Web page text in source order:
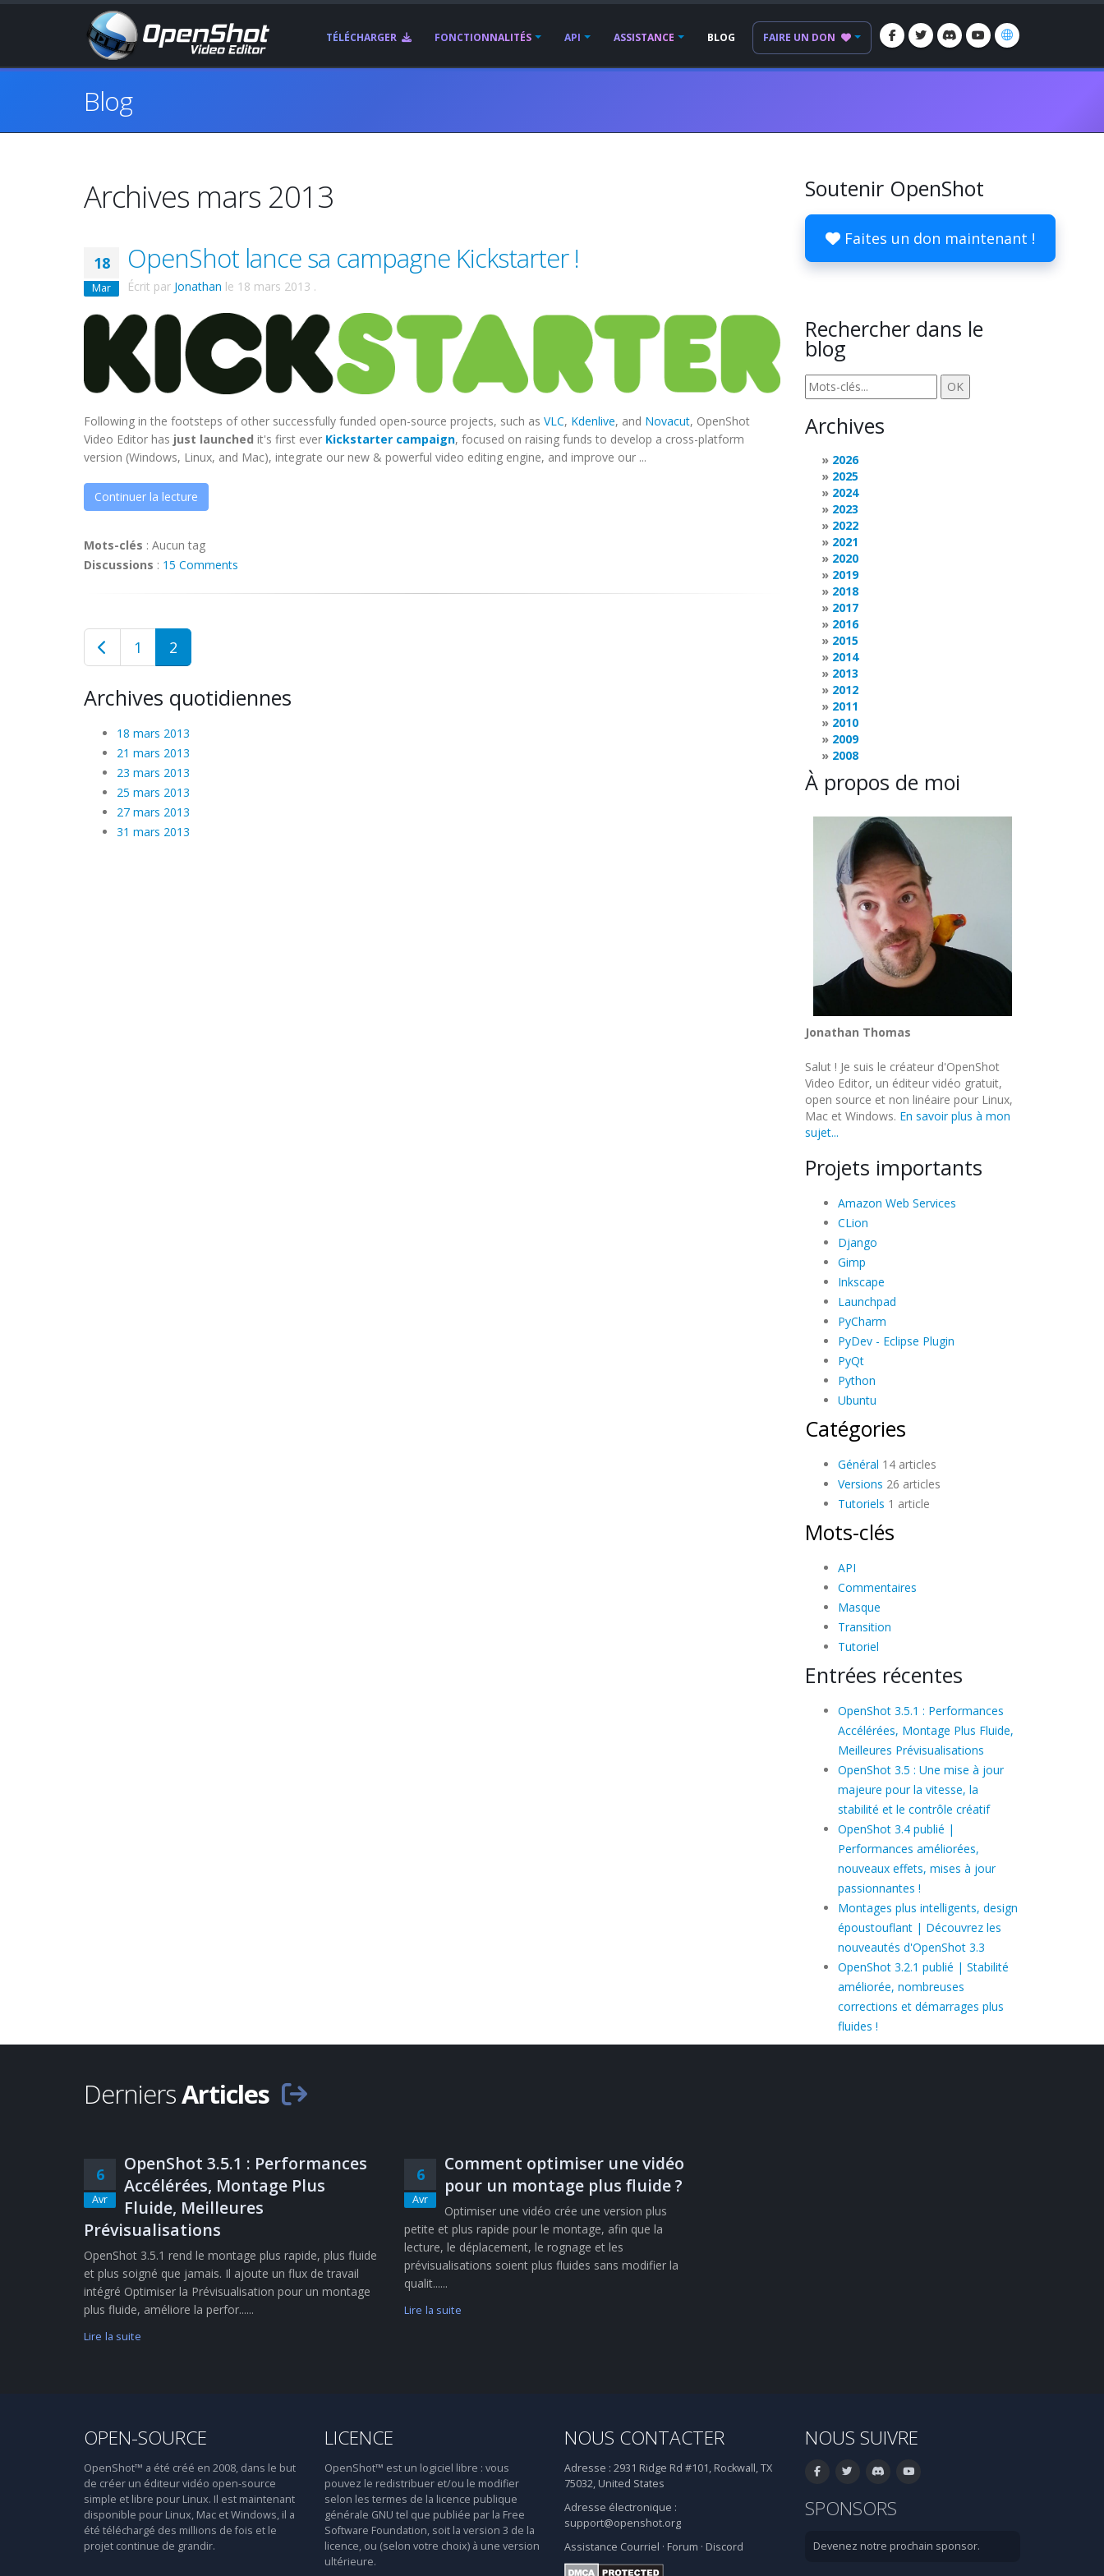
TÉLÉCHARGER FONCTIONNALITÉS API ASSISTANCE BLOG FAIRE UN DON
Blog
Archives mars 2013
18
Mar
OpenShot lance sa campagne Kickstarter !
Écrit par Jonathan le 18 mars 2013 .
Following in the footsteps of other successfully funded open-source projects, such as VLC, Kdenlive, and Novacut, OpenShot
Video Editor has just launched it's first ever Kickstarter campaign, focused on raising funds to develop a cross-platform
version (Windows, Linux, and Mac), integrate our new & powerful video editing engine, and improve our ...
Continuer la lecture
Mots-clés : Aucun tag
Discussions : 15 Comments
1 2
Archives quotidiennes
18 mars 2013
21 mars 2013
23 mars 2013
25 mars 2013
27 mars 2013
31 mars 2013
Soutenir OpenShot
Faites un don maintenant !
Rechercher dans le
blog
Archives
2026
2025
2024
2023
2022
2021
2020
2019
2018
2017
2016
2015
2014
2013
2012
2011
2010
2009
2008
À propos de moi
Jonathan Thomas
Salut ! Je suis le créateur d'OpenShot
Video Editor, un éditeur vidéo gratuit,
open source et non linéaire pour Linux,
Mac et Windows. En savoir plus à mon
sujet...
Projets importants
Amazon Web Services
CLion
Django
Gimp
Inkscape
Launchpad
PyCharm
PyDev - Eclipse Plugin
PyQt
Python
Ubuntu
Catégories
Général 14 articles
Versions 26 articles
Tutoriels 1 article
Mots-clés
API
Commentaires
Masque
Transition
Tutoriel
Entrées récentes
OpenShot 3.5.1 : Performances
Accélérées, Montage Plus Fluide,
Meilleures Prévisualisations
OpenShot 3.5 : Une mise à jour
majeure pour la vitesse, la
stabilité et le contrôle créatif
OpenShot 3.4 publié |
Performances améliorées,
nouveaux effets, mises à jour
passionnantes !
Montages plus intelligents, design
époustouflant | Découvrez les
nouveautés d'OpenShot 3.3
OpenShot 3.2.1 publié | Stabilité
améliorée, nombreuses
corrections et démarrages plus
fluides !
DerniersArticles
6
Avr
OpenShot 3.5.1 : Performances
Accélérées, Montage Plus
Fluide, Meilleures
Prévisualisations
OpenShot 3.5.1 rend le montage plus rapide, plus fluide
et plus soigné que jamais. Il ajoute un flux de travail
intégré Optimiser la Prévisualisation pour un montage
plus fluide, améliore la perfor......
Lire la suite
6
Avr
Comment optimiser une vidéo
pour un montage plus fluide ?
Optimiser une vidéo crée une version plus
petite et plus rapide pour le montage, afin que la
lecture, le déplacement, le rognage et les
prévisualisations soient plus fluides sans modifier la
qualit......
Lire la suite
OPEN-SOURCE
OpenShot™ a été créé en 2008, dans le but
de créer un éditeur vidéo open-source
simple et libre pour Linux. Il est maintenant
disponible pour Linux, Mac et Windows, il a
été téléchargé des millions de fois et le
projet continue de grandir.
LICENCE
OpenShot™ est un logiciel libre : vous
pouvez le redistribuer et/ou le modifier
selon les termes de la licence publique
générale GNU tel que publiée par la Free
Software Foundation, soit la version 3 de la
licence, ou (selon votre choix) à une version
ultérieure.
NOUS CONTACTER
Adresse : 2931 Ridge Rd #101, Rockwall, TX
75032, United States
Adresse électronique :
support@openshot.org
Assistance Courriel · Forum · Discord
NOUS SUIVRE
SPONSORS
Devenez notre prochain sponsor.